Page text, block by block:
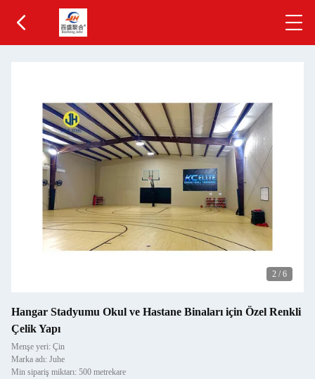
2 / 6
Hangar Stadyumu Okul ve Hastane Binaları için Özel Renkli
Çelik Yapı
Menşe yeri: Çin
Marka adı: Juhe
Min sipariş miktarı: 500 metrekare